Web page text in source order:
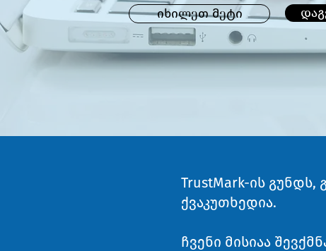
იხილეთ მეტი
TrustMark-ის
ქვაკუთხედია.
ჩვენი მისიაა